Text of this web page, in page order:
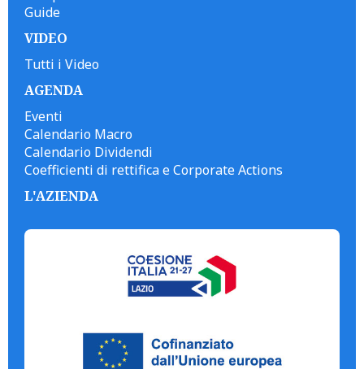
Guide
VIDEO
Tutti i Video
AGENDA
Eventi
Calendario Macro
Calendario Dividendi
Coefficienti di rettifica e Corporate Actions
L'AZIENDA